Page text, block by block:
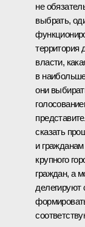
не
выбрать,
территория
власти,
в
они
сказать
и
крупного
граждан, а
делегируют